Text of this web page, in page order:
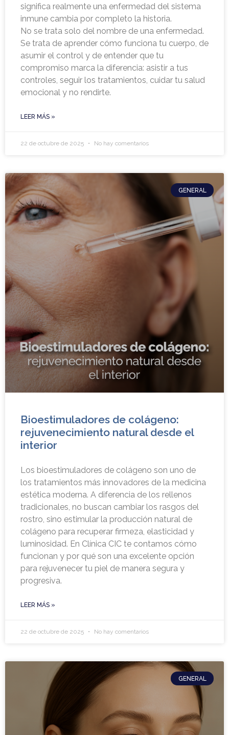
significa realmente una enfermedad del sistema
inmune cambia por completo la historia.
No se trata solo del nombre de una enfermedad.
Se trata de aprender cómo funciona tu cuerpo, de
asumir el control y de entender que tu
compromiso marca la diferencia: asistir a tus
controles, seguir los tratamientos, cuidar tu salud
emocional y no rendirte.
LEER MÁS »
22 de octubre de 2025 No hay comentarios
GENERAL
Bioestimuladores de colágeno:
rejuvenecimiento natural desde el
interior
Los bioestimuladores de colágeno son uno de
los tratamientos más innovadores de la medicina
estética moderna. A diferencia de los rellenos
tradicionales, no buscan cambiar los rasgos del
rostro, sino estimular la producción natural de
colágeno para recuperar firmeza, elasticidad y
luminosidad. En Clínica CIC te contamos cómo
funcionan y por qué son una excelente opción
para rejuvenecer tu piel de manera segura y
progresiva.
LEER MÁS »
22 de octubre de 2025 No hay comentarios
GENERAL